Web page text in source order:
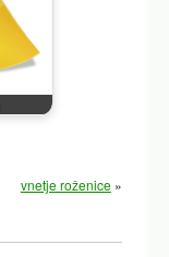
vnetje roženice»